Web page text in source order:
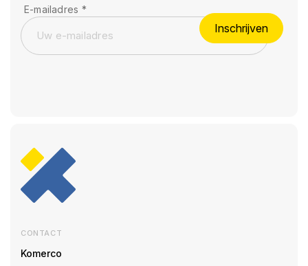
E-mailadres *
Inschrijven
CONTACT
Komerco